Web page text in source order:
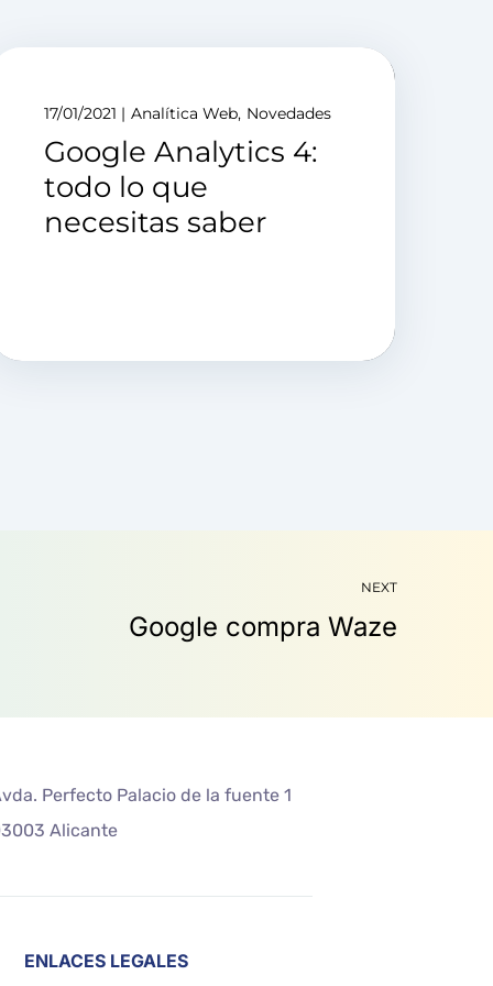
17/01/2021 Analítica Web Novedades
Google Analytics 4:
todo lo que
necesitas saber
NEXT
Perfecto Palacio de la fuente 1
Alicante
ENLACES LEGALES